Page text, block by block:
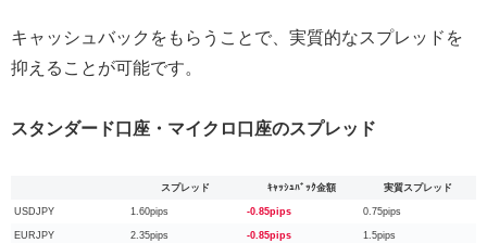
キャッシュバックをもらうことで、実質的なスプレッドを
抑えることが可能です。
スタンダード口座・マイクロ口座のスプレッド
スプレッド ｷｬｯｼｭﾊﾞｯｸ金額 実質スプレッド
USDJPY 1.60pips -0.85pips 0.75pips
EURJPY 2.35pips -0.85pips 1.5pips